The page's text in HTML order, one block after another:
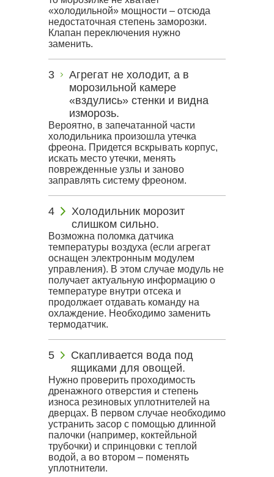
«холодильной» мощности – отсюда
недостаточная степень заморозки.
Клапан переключения нужно
заменить.
Агрегат не холодит, а в
морозильной камере
«вздулись» стенки и видна
изморозь.
Вероятно, в запечатанной части
холодильника произошла утечка
фреона. Придется вскрывать корпус,
искать место утечки, менять
поврежденные узлы и заново
заправлять систему фреоном.
Холодильник морозит
слишком сильно.
Возможна поломка датчика
температуры воздуха (если агрегат
оснащен электронным модулем
управления). В этом случае модуль не
получает актуальную информацию о
температуре внутри отсека и
продолжает отдавать команду на
охлаждение. Необходимо заменить
термодатчик.
Скапливается вода под
ящиками для овощей.
Нужно проверить проходимость
дренажного отверстия и степень
износа резиновых уплотнителей на
дверцах. В первом случае необходимо
устранить засор с помощью длинной
палочки (например, коктейльной
трубочки) и спринцовки с теплой
водой, а во втором – поменять
уплотнители.